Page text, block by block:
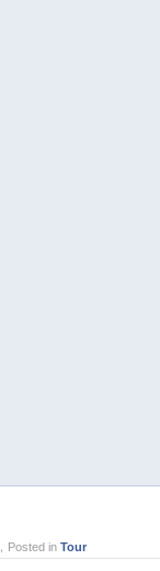
，Posted inTour